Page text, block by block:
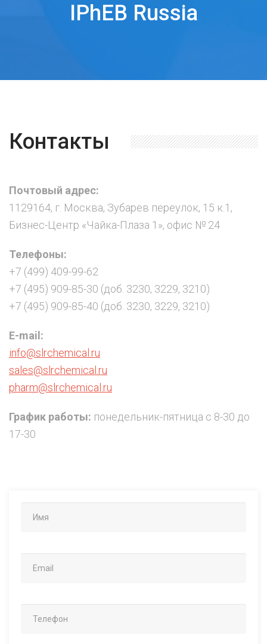
IPhEB Russia
Контакты
Почтовый адрес:
1129164, г. Москва, Зубарев переулок, 15 к.1,
Бизнес-Центр «Чайка-Плаза 1», офис № 24
Телефоны:
+7 (499) 409-99-62
+7 (495) 909-85-30 (доб. 3230, 3229, 3210)
+7 (495) 909-85-40 (доб. 3230, 3229, 3210)
E-mail:
info@slrchemical.ru
sales@slrchemical.ru
pharm@slrchemical.ru
График работы: понедельник-пятница с 8-30 до
17-30